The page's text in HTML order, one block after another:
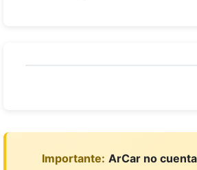
Importante: ArCar no